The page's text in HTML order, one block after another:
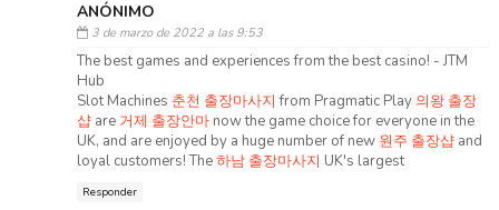
ANÓNIMO
3 de marzo de 2022 a las 9:53
The best games and experiences from the best casino! - JTM
Hub
Slot Machines 춘천 출장마사지 from Pragmatic Play 의왕 출장
샵are 거제 출장안마now the game choice for everyone in the
UK, and are enjoyed by a huge number of new 원주 출장샵and
loyal customers! The하남 출장마사지 UK's largest
Responder